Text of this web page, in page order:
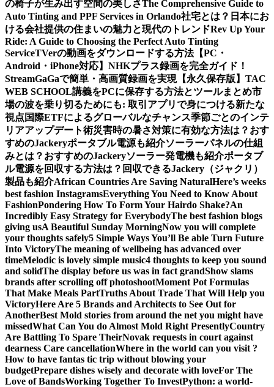
の椅子が生み出す空間の美しさThe Comprehensive Guide to
Auto Tinting and PPF Services in Orlando社宅とは？日本にお
ける会社提供の住まいの魅力と現代のトレンドRev Up Your
Ride: A Guide to Choosing the Perfect Auto Tinting
ServiceTVerの動画をダウンロードする方法【PC・
Android・iPhone対応】 NHKプラス録画を完全ガイド！
StreamGaGaで簡単・高画質録画を実現【永久保存版】TAC
WEB SCHOOL講義をPCに保存する方法とツールまとめ市
場の波を乗り切るためにも: 取引アプリで身につける新たな
視点 国際ETFによるグローバルなチャンス季節ごとのインテ
リアアップデート術災害時の暑さ対策に有効な方法は？おす
すめのJackeryポータブル電源も紹介ソーラーパネルの仕組
みとは？おすすめのJackeryソーラー発電機も紹介ポータブ
ル電源を回収する方法は？回収できるJackery（ジャクリ）
製品も紹介African Countries Are Saving NaturalHere’s weeks
best fashion InstagramsEverything You Need to Know About
FashionPondering How To Form Your Hairdo Shake?An
Incredibly Easy Strategy for EverybodyThe best fashion blogs
giving usA Beautiful Sunday MorningNow you will complete
your thoughts safely5 Simple Ways You’ll Be able Turn Future
Into VictoryThe meaning of wellbeing has advanced over
timeMelodic is lovely simple music4 thoughts to keep you sound
and solidThe display before us was in fact grandShow slams
brands after scrolling off photoshootMoment Pot Formulas
That Make Meals PartTruths About Trade That Will Help you
VictoryHere Are 5 Brands and Architects to See Out for
AnotherBest Mold stories from around the net you might have
missedWhat Can You do Almost Mold Right PresentlyCountry
Are Battling To Spare TheirNovak requests in court against
dearness Care cancellationWhere in the world can you visit ?
How to have fantas tic trip without blowing your
budgetPrepare dishes wisely and decorate with loveFor The
Love of BandsWorking Together To InvestPython: a world-